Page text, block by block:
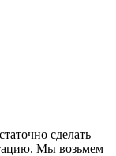
сделать
Мы возьмем